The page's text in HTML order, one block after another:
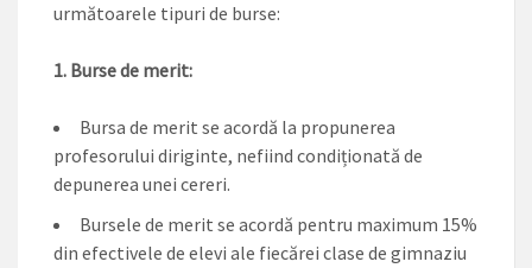
următoarele tipuri de burse:
1. Burse de merit:
Bursa de merit se acordă la propunerea
profesorului diriginte, nefiind condiționată de
depunerea unei cereri.
Bursele de merit se acordă pentru maximum 15%
din efectivele de elevi ale fiecărei clase de gimnaziu